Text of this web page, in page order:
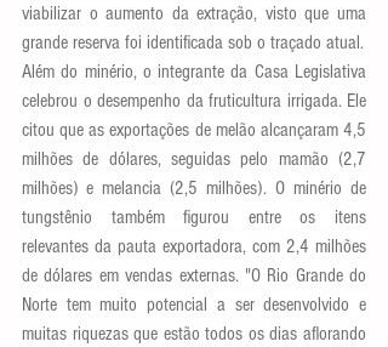
viabilizar o aumento da extração, visto que uma
grande reserva foi identificada sob o traçado atual.
Além do minério, o integrante da Casa Legislativa
celebrou o desempenho da fruticultura irrigada. Ele
citou que as exportações de melão alcançaram 4,5
milhões de dólares, seguidas pelo mamão (2,7
milhões) e melancia (2,5 milhões). O minério de
tungstênio também figurou entre os itens
relevantes da pauta exportadora, com 2,4 milhões
de dólares em vendas externas. "O Rio Grande do
Norte tem muito potencial a ser desenvolvido e
muitas riquezas que estão todos os dias aflorando